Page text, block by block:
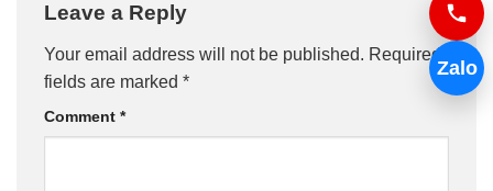
Leave a Reply
Your email address will not be published. Required
fields are marked *
Comment *
Zalo